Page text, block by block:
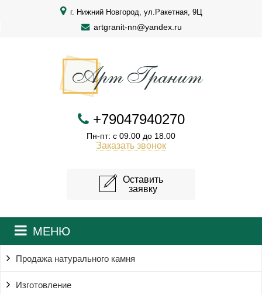
г. Нижний Новгород, ул.Ракетная, 9Ц
artgranit-nn@yandex.ru
+79047940270
Пн-пт: с 09.00 до 18.00
Заказать звонок
Оставить
заявку
МЕНЮ
Продажа натурального камня
Изготовление